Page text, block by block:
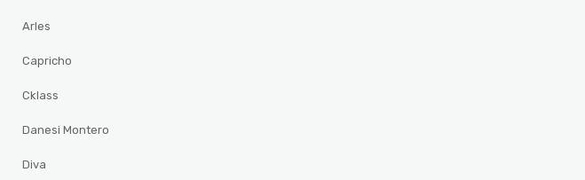
Arles
Capricho
Cklass
Danesi Montero
Diva